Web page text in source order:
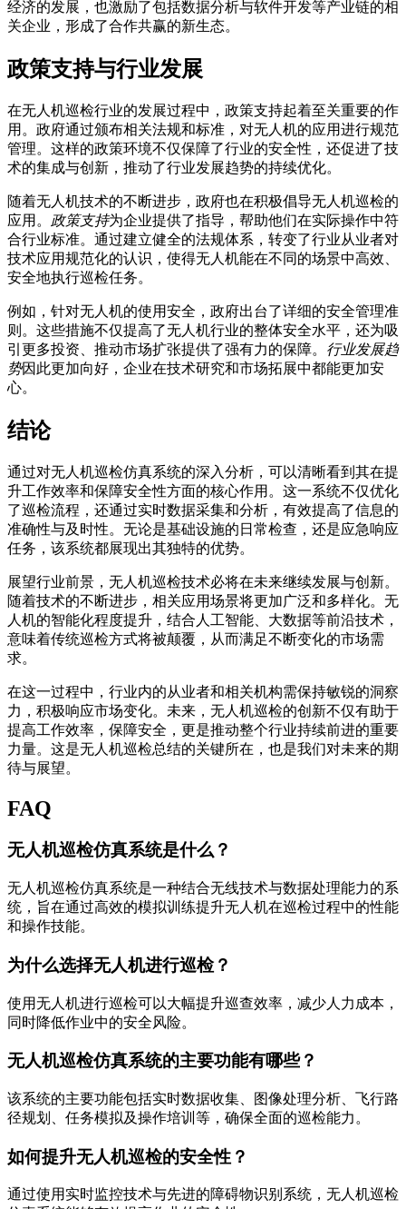
经济的发展，也激励了包括数据分析与软件开发等产业链的相
关企业，形成了合作共赢的新生态。
政策支持与行业发展
在无人机巡检行业的发展过程中，政策支持起着至关重要的作
用。政府通过颁布相关法规和标准，对无人机的应用进行规范
管理。这样的政策环境不仅保障了行业的安全性，还促进了技
术的集成与创新，推动了行业发展趋势的持续优化。
随着无人机技术的不断进步，政府也在积极倡导无人机巡检的
应用。 政策支持为企业提供了指导，帮助他们在实际操作中符
合行业标准。通过建立健全的法规体系，转变了行业从业者对
技术应用规范化的认识，使得无人机能在不同的场景中高效、
安全地执行巡检任务。
例如，针对无人机的使用安全，政府出台了详细的安全管理准
则。这些措施不仅提高了无人机行业的整体安全水平，还为吸
引更多投资、推动市场扩张提供了强有力的保障。 行业发展趋
势因此更加向好，企业在技术研究和市场拓展中都能更加安
心。
结论
通过对无人机巡检仿真系统的深入分析，可以清晰看到其在提
升工作效率和保障安全性方面的核心作用。这一系统不仅优化
了巡检流程，还通过实时数据采集和分析，有效提高了信息的
准确性与及时性。无论是基础设施的日常检查，还是应急响应
任务，该系统都展现出其独特的优势。
展望行业前景，无人机巡检技术必将在未来继续发展与创新。
随着技术的不断进步，相关应用场景将更加广泛和多样化。无
人机的智能化程度提升，结合人工智能、大数据等前沿技术，
意味着传统巡检方式将被颠覆，从而满足不断变化的市场需
求。
在这一过程中，行业内的从业者和相关机构需保持敏锐的洞察
力，积极响应市场变化。未来，无人机巡检的创新不仅有助于
提高工作效率，保障安全，更是推动整个行业持续前进的重要
力量。这是无人机巡检总结的关键所在，也是我们对未来的期
待与展望。
FAQ
无人机巡检仿真系统是什么？
无人机巡检仿真系统是一种结合无线技术与数据处理能力的系
统，旨在通过高效的模拟训练提升无人机在巡检过程中的性能
和操作技能。
为什么选择无人机进行巡检？
使用无人机进行巡检可以大幅提升巡查效率，减少人力成本，
同时降低作业中的安全风险。
无人机巡检仿真系统的主要功能有哪些？
该系统的主要功能包括实时数据收集、图像处理分析、飞行路
径规划、任务模拟及操作培训等，确保全面的巡检能力。
如何提升无人机巡检的安全性？
通过使用实时监控技术与先进的障碍物识别系统，无人机巡检